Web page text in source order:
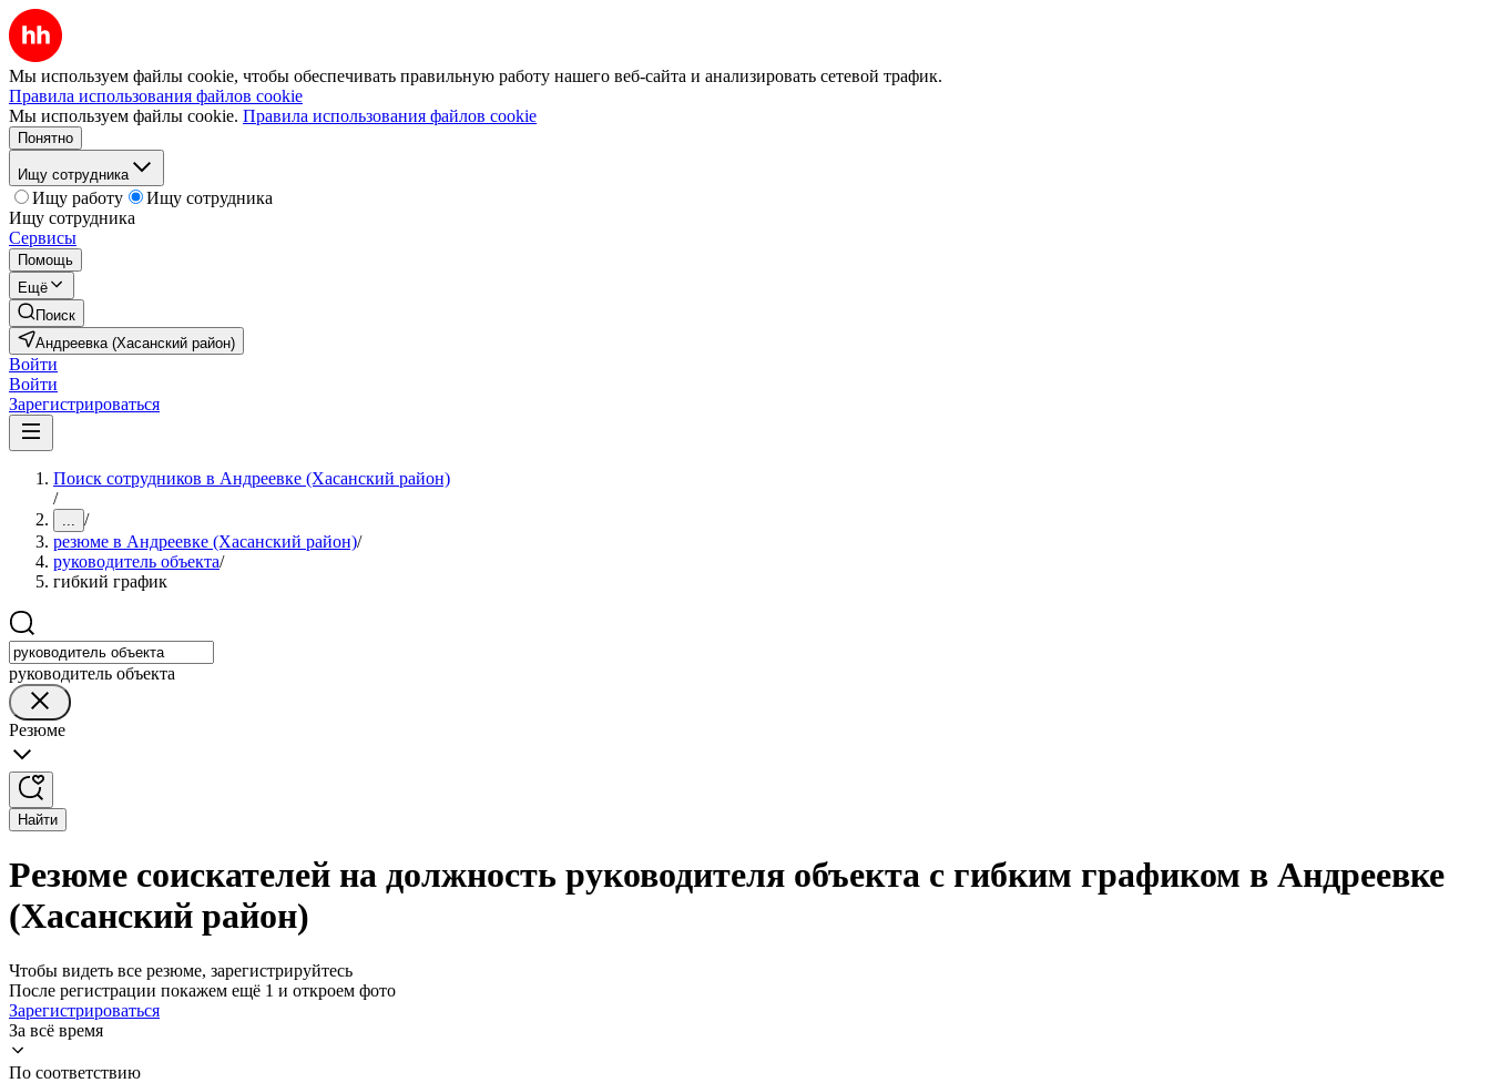
Мы используем файлы cookie, чтобы обеспечивать правильную работу нашего веб-сайта и анализировать сетевой трафик.
Правила использования файлов cookie
Мы используем файлы cookie. Правила использования файлов cookie
Понятно
Ищу сотрудника
Ищу работу
Ищу сотрудника
Ищу сотрудника
Сервисы
Помощь
Ещё
Поиск
Андреевка (Хасанский район)
Войти
Войти
Зарегистрироваться
Поиск сотрудников в Андреевке (Хасанский район)
/
... /
резюме в Андреевке (Хасанский район)/
руководитель объекта/
гибкий график
руководитель объекта
Резюме
Найти
Резюме соискателей на должность руководителя объекта с гибким графиком в Андреевке
(Хасанский район)
Чтобы видеть все резюме, зарегистрируйтесь
После регистрации покажем ещё 1 и откроем фото
Зарегистрироваться
За всё время
По соответствию